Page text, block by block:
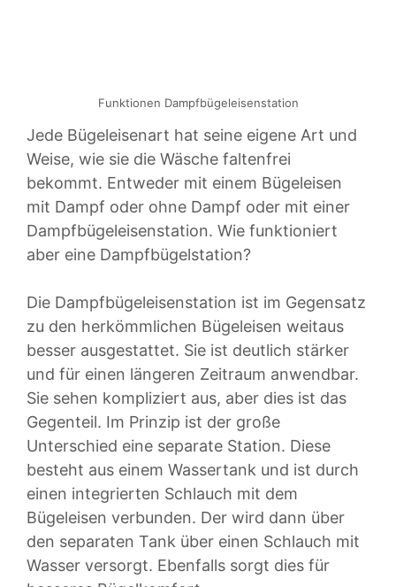
Funktionen Dampfbügeleisenstation
Jede Bügeleisenart hat seine eigene Art und
Weise, wie sie die Wäsche faltenfrei
bekommt. Entweder mit einem Bügeleisen
mit Dampf oder ohne Dampf oder mit einer
Dampfbügeleisenstation. Wie funktioniert
aber eine Dampfbügelstation?
Die Dampfbügeleisenstation ist im Gegensatz
zu den herkömmlichen Bügeleisen weitaus
besser ausgestattet. Sie ist deutlich stärker
und für einen längeren Zeitraum anwendbar.
Sie sehen kompliziert aus, aber dies ist das
Gegenteil. Im Prinzip ist der große
Unterschied eine separate Station. Diese
besteht aus einem Wassertank und ist durch
einen integrierten Schlauch mit dem
Bügeleisen verbunden. Der wird dann über
den separaten Tank über einen Schlauch mit
Wasser versorgt. Ebenfalls sorgt dies für